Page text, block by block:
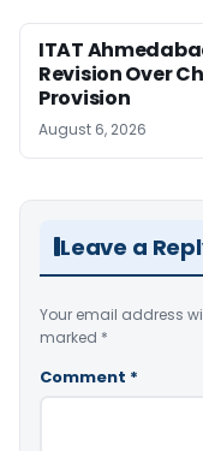
ITAT
Revision Over
Provision
August 6, 2026
Leave a
Your email address
marked *
Comment *